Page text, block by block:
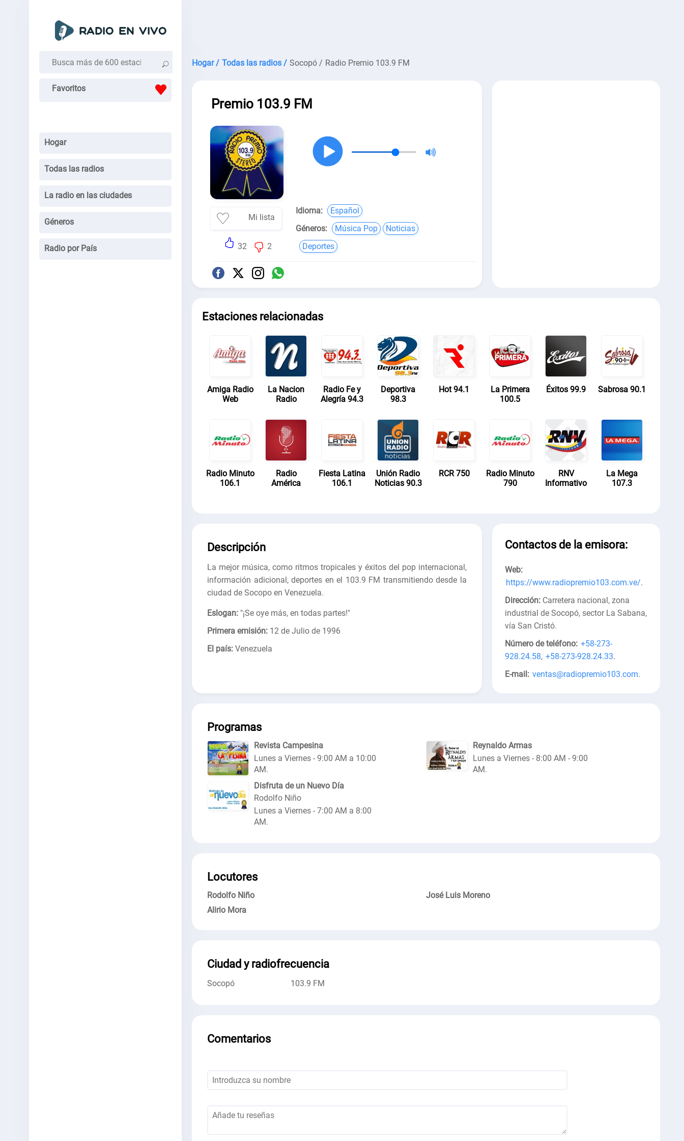
Favoritos
Hogar
Todas las radios
La radio en las ciudades
Géneros
Radio por País
Hogar / Todas las radios / Socopó / Radio Premio 103.9 FM
Premio 103.9 FM
Mi lista
32 2
Idioma:
Español
Géneros:
Música Pop
Noticias
Deportes
Estaciones relacionadas
Amiga Radio
Web
La Nacion
Radio
Radio Fe y
Alegría 94.3
Deportiva
98.3
Hot 94.1
La Primera
100.5
Éxitos 99.9 Sabrosa 90.1
Radio Minuto
106.1
Radio
América
Fiesta Latina
106.1
Unión Radio
Noticias 90.3
RCR 750
Radio Minuto
790
RNV
Informativo
La Mega
107.3
Descripción
La mejor música, como ritmos tropicales y éxitos del pop internacional,
información adicional, deportes en el 103.9 FM transmitiendo desde la
ciudad de Socopo en Venezuela.
Eslogan: "¡Se oye más, en todas partes!"
Primera emisión: 12 de Julio de 1996
El país: Venezuela
Contactos de la emisora:
Web:
https://www.radiopremio103.com.ve/.
Dirección: Carretera nacional, zona
industrial de Socopó, sector La Sabana,
vía San Cristó.
Número de teléfono: +58-273-
928.24.58, +58-273-928.24.33.
E-mail: ventas@radiopremio103.com.
Programas
Revista Campesina
Lunes a Viernes - 9:00 AM a 10:00
AM.
Reynaldo Armas
Lunes a Viernes - 8:00 AM - 9:00
AM.
Disfruta de un Nuevo Día
Rodolfo Niño
Lunes a Viernes - 7:00 AM a 8:00
AM.
Locutores
Rodolfo Niño
José Luis Moreno
Alirio Mora
Ciudad y radiofrecuencia
Socopó 103.9 FM
Comentarios